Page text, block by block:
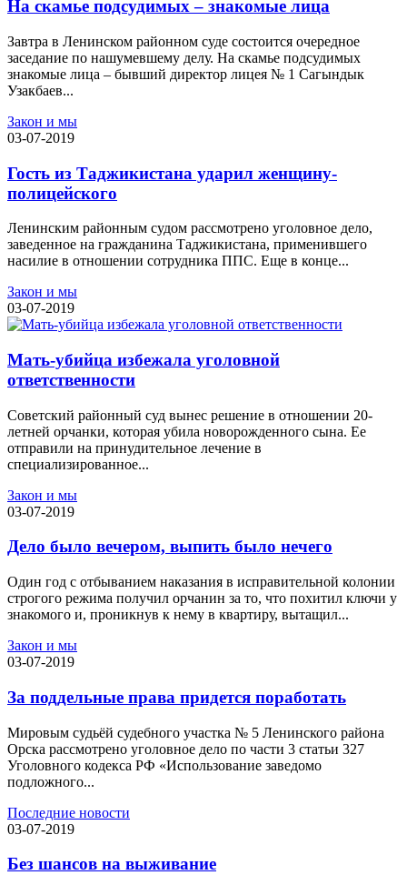
На скамье подсудимых – знакомые лица
Завтра в Ленинском районном суде состоится очередное
заседание по нашумевшему делу. На скамье подсудимых
знакомые лица – бывший директор лицея № 1 Сагындык
Узакбаев...
Закон и мы
03-07-2019
Гость из Таджикистана ударил женщину-
полицейского
Ленинским районным судом рассмотрено уголовное дело,
заведенное на гражданина Таджикистана, применившего
насилие в отношении сотрудника ППС. Еще в конце...
Закон и мы
03-07-2019
Мать-убийца избежала уголовной
ответственности
Советский районный суд вынес решение в отношении 20-
летней орчанки, которая убила новорожденного сына. Ее
отправили на принудительное лечение в
специализированное...
Закон и мы
03-07-2019
Дело было вечером, выпить было нечего
Один год с отбыванием наказания в исправительной колонии
строгого режима получил орчанин за то, что похитил ключи у
знакомого и, проникнув к нему в квартиру, вытащил...
Закон и мы
03-07-2019
За поддельные права придется поработать
Мировым судьёй судебного участка № 5 Ленинского района
Орска рассмотрено уголовное дело по части 3 статьи 327
Уголовного кодекса РФ «Использование заведомо
подложного...
Последние новости
03-07-2019
Без шансов на выживание